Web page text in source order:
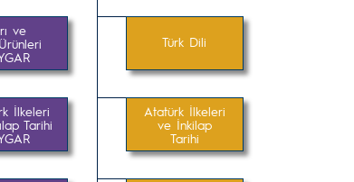
ve
İlkeleri
Tarihi
Türk Dili
Atatürk İlkeleri
ve İnkilap
Tarihi